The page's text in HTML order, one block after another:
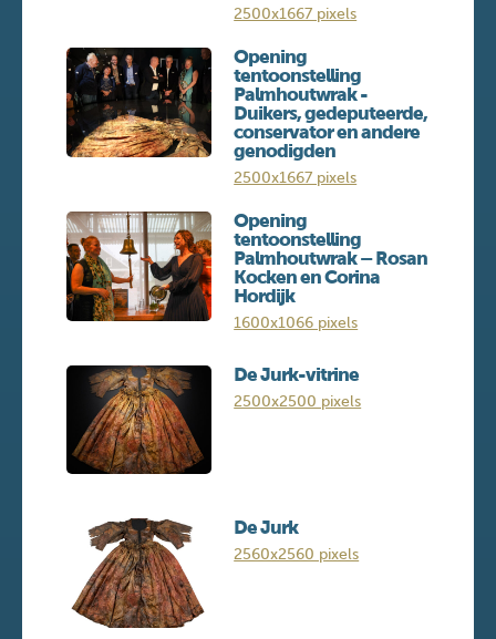
2500x1667 pixels
Opening
tentoonstelling
Palmhoutwrak -
Duikers, gedeputeerde,
conservator en andere
genodigden
2500x1667 pixels
Opening
tentoonstelling
Palmhoutwrak – Rosan
Kocken en Corina
Hordijk
1600x1066 pixels
De Jurk-vitrine
2500x2500 pixels
De Jurk
2560x2560 pixels